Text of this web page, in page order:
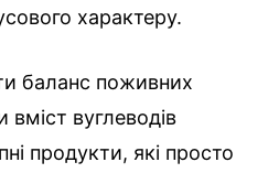
характеру.
баланс поживних
вміст вуглеводів
продукти, які просто